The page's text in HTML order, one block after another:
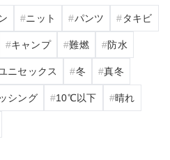
ニット パンツ タキビ
キャンプ 難燃 防水
ニセックス 冬 真冬
シング 10℃以下 晴れ